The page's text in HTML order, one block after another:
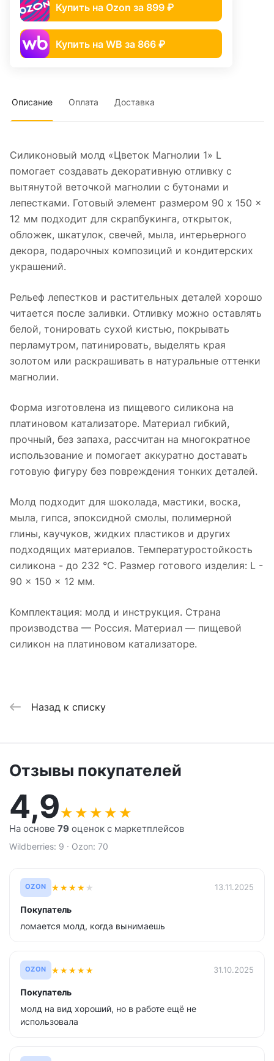
Купить на Ozon за 899 ₽
Купить на WB за 866 ₽
Описание Оплата Доставка
Силиконовый молд «Цветок Магнолии 1» L
помогает создавать декоративную отливку с
вытянутой веточкой магнолии с бутонами и
лепестками. Готовый элемент размером 90 x 150 x
12 мм подходит для скрапбукинга, открыток,
обложек, шкатулок, свечей, мыла, интерьерного
декора, подарочных композиций и кондитерских
украшений.
Рельеф лепестков и растительных деталей хорошо
читается после заливки. Отливку можно оставлять
белой, тонировать сухой кистью, покрывать
перламутром, патинировать, выделять края
золотом или раскрашивать в натуральные оттенки
магнолии.
Форма изготовлена из пищевого силикона на
платиновом катализаторе. Материал гибкий,
прочный, без запаха, рассчитан на многократное
использование и помогает аккуратно доставать
готовую фигуру без повреждения тонких деталей.
Молд подходит для шоколада, мастики, воска,
мыла, гипса, эпоксидной смолы, полимерной
глины, каучуков, жидких пластиков и других
подходящих материалов. Температуростойкость
силикона - до 232 °C. Размер готового изделия: L -
90 x 150 x 12 мм.
Комплектация: молд и инструкция. Страна
производства — Россия. Материал — пищевой
силикон на платиновом катализаторе.
Назад к списку
Отзывы покупателей
4,9★ ★ ★ ★ ★
На основе 79 оценок с маркетплейсов
Wildberries: 9 · Ozon: 70
OZON ★★★★ ★ 13.11.2025
Покупатель
ломается молд, когда вынимаешь
OZON ★★★★★ 31.10.2025
Покупатель
молд на вид хороший, но в работе ещё не
использовала